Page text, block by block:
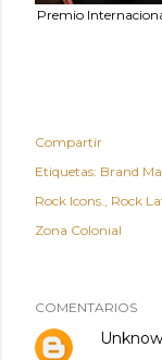
Premio
Compartir
Etiquetas: Brand
Rock Icons. Rock
Zona Colonial
COMENTARIOS